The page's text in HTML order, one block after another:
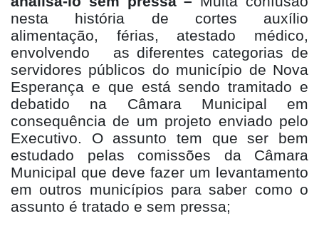
nesta história de cortes auxílio
alimentação, férias, atestado médico,
envolvendo as diferentes categorias de
servidores públicos do município de Nova
Esperança e que está sendo tramitado e
debatido na Câmara Municipal em
consequência de um projeto enviado pelo
Executivo. O assunto tem que ser bem
estudado pelas comissões da Câmara
Municipal que deve fazer um levantamento
em outros municípios para saber como o
assunto é tratado e sem pressa;